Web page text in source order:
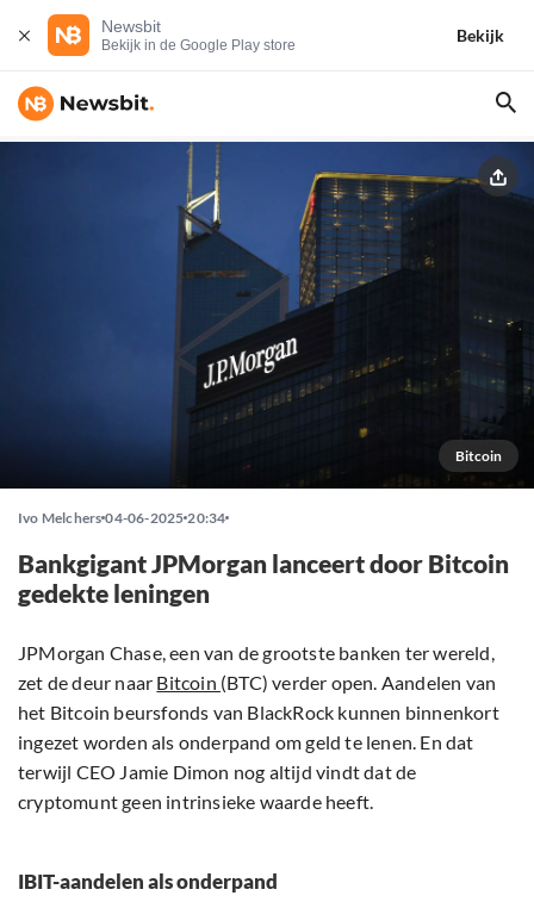
Newsbit
Bekijk in de Google Play store
Bekijk
Bitcoin
Ivo Melchers 04-06-2025 20:34
Bankgigant JPMorgan lanceert door Bitcoin
gedekte leningen
JPMorgan Chase, een van de grootste banken ter wereld,
zet de deur naar Bitcoin (BTC) verder open. Aandelen van
het Bitcoin beursfonds van BlackRock kunnen binnenkort
ingezet worden als onderpand om geld te lenen. En dat
terwijl CEO Jamie Dimon nog altijd vindt dat de
cryptomunt geen intrinsieke waarde heeft.
IBIT-aandelen als onderpand